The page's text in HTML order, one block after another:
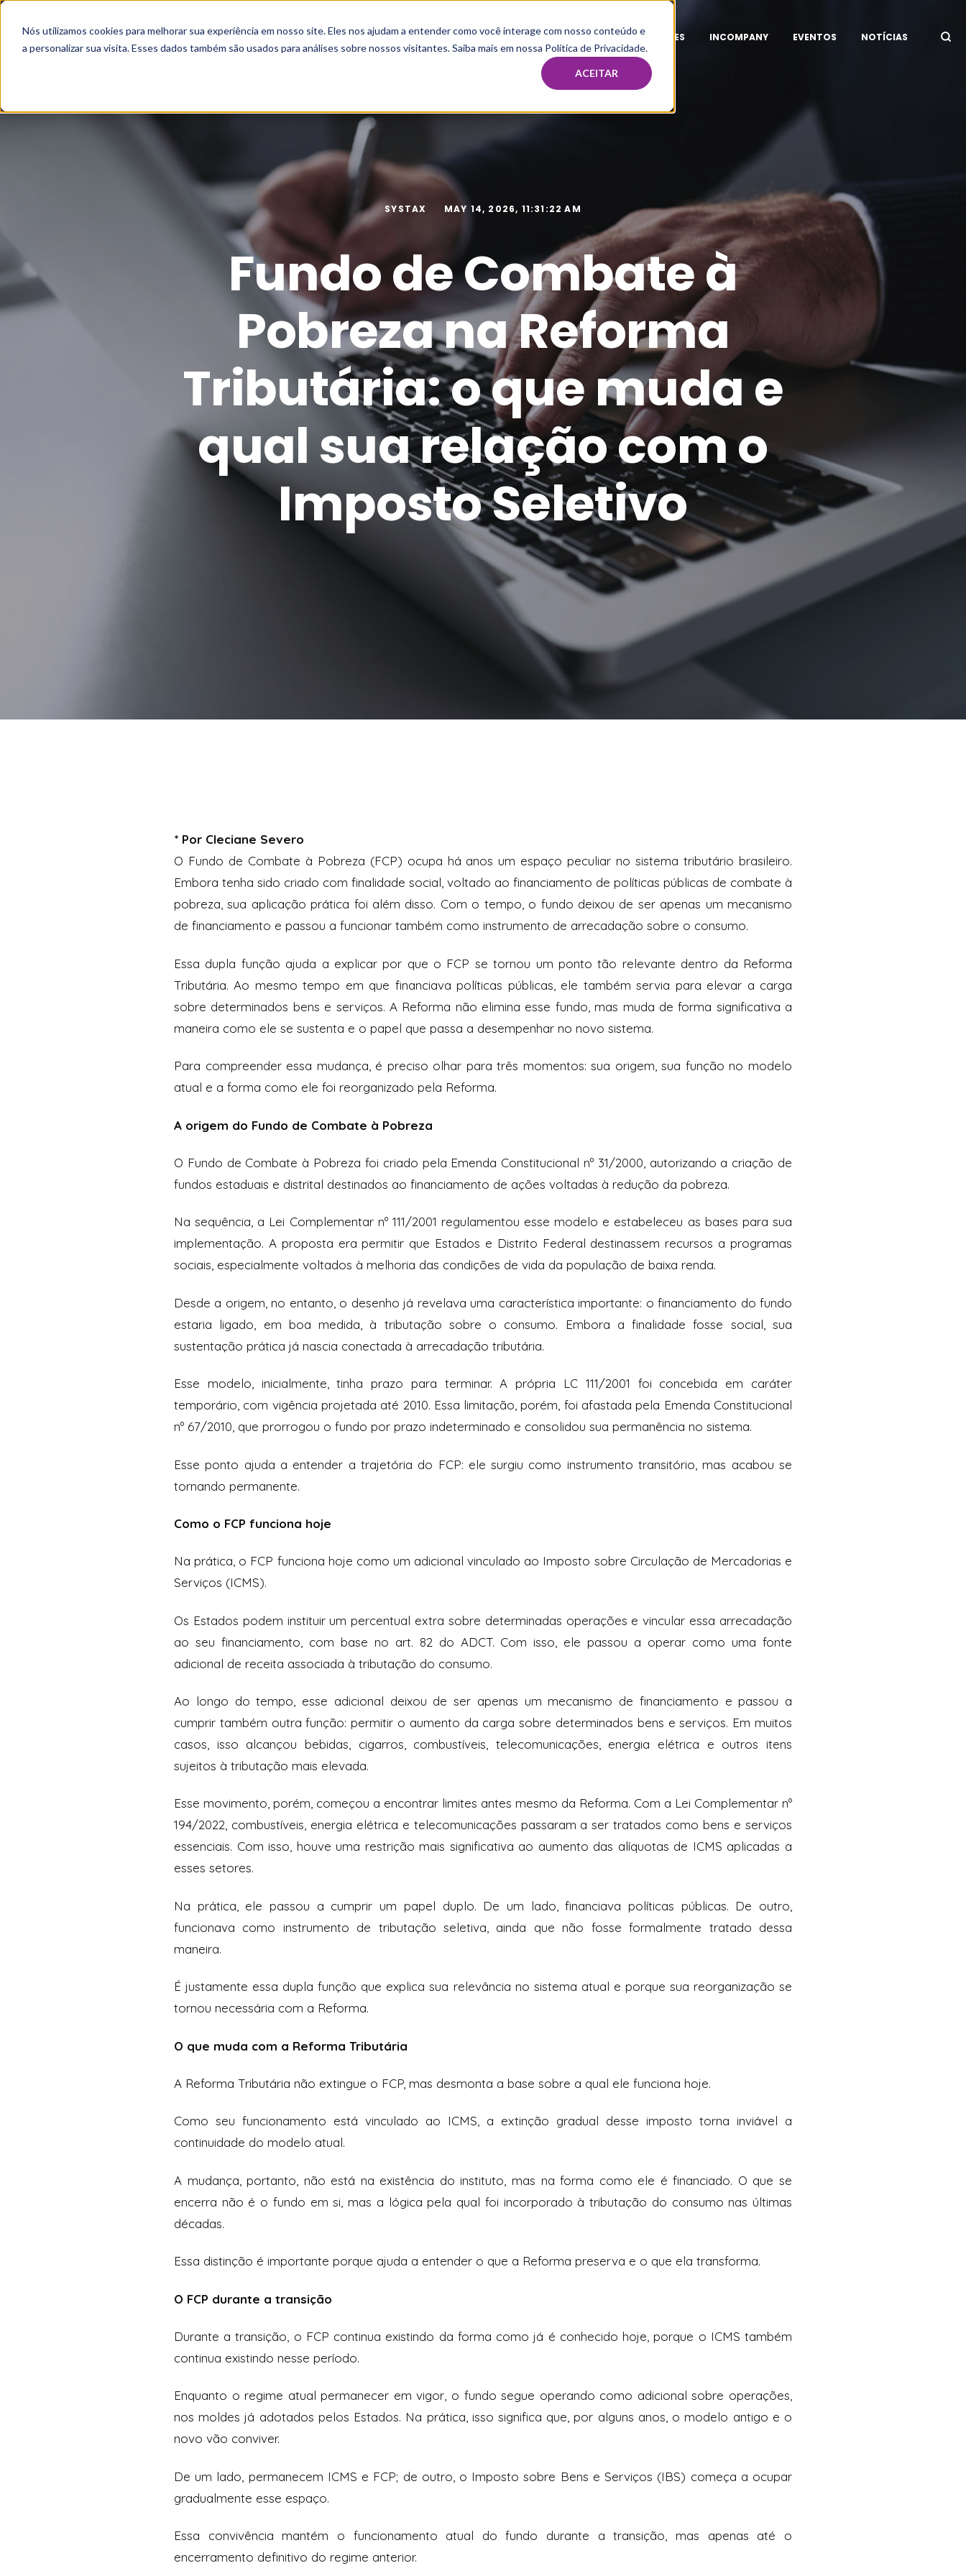
Nós utilizamos cookies para melhorar sua experiência em nosso site. Eles nos ajudam a entender como você interage com nosso conteúdo e
a personalizar sua visita. Esses dados também são usados para análises sobre nossos visitantes. Saiba mais em nossa Política de Privacidade.
ACEITAR
HOME MBA & PÓS IMERSÃO E MENTORIA TAX CAPACITAÇÕES INCOMPANY EVENTOS NOTÍCIAS
SYSTAX MAY 14, 2026, 11:31:22 AM
Fundo de Combate à
Pobreza na Reforma
Tributária: o que muda e
qual sua relação com o
Imposto Seletivo
* Por Cleciane Severo
O Fundo de Combate à Pobreza (FCP) ocupa há anos um espaço peculiar no sistema tributário brasileiro.
Embora tenha sido criado com finalidade social, voltado ao financiamento de políticas públicas de combate à
pobreza, sua aplicação prática foi além disso. Com o tempo, o fundo deixou de ser apenas um mecanismo
de financiamento e passou a funcionar também como instrumento de arrecadação sobre o consumo.
Essa dupla função ajuda a explicar por que o FCP se tornou um ponto tão relevante dentro da Reforma
Tributária. Ao mesmo tempo em que financiava políticas públicas, ele também servia para elevar a carga
sobre determinados bens e serviços. A Reforma não elimina esse fundo, mas muda de forma significativa a
maneira como ele se sustenta e o papel que passa a desempenhar no novo sistema.
Para compreender essa mudança, é preciso olhar para três momentos: sua origem, sua função no modelo
atual e a forma como ele foi reorganizado pela Reforma.
A origem do Fundo de Combate à Pobreza
O Fundo de Combate à Pobreza foi criado pela Emenda Constitucional nº 31/2000, autorizando a criação de
fundos estaduais e distrital destinados ao financiamento de ações voltadas à redução da pobreza.
Na sequência, a Lei Complementar nº 111/2001 regulamentou esse modelo e estabeleceu as bases para sua
implementação. A proposta era permitir que Estados e Distrito Federal destinassem recursos a programas
sociais, especialmente voltados à melhoria das condições de vida da população de baixa renda.
Desde a origem, no entanto, o desenho já revelava uma característica importante: o financiamento do fundo
estaria ligado, em boa medida, à tributação sobre o consumo. Embora a finalidade fosse social, sua
sustentação prática já nascia conectada à arrecadação tributária.
Esse modelo, inicialmente, tinha prazo para terminar. A própria LC 111/2001 foi concebida em caráter
temporário, com vigência projetada até 2010. Essa limitação, porém, foi afastada pela Emenda Constitucional
nº 67/2010, que prorrogou o fundo por prazo indeterminado e consolidou sua permanência no sistema.
Esse ponto ajuda a entender a trajetória do FCP: ele surgiu como instrumento transitório, mas acabou se
tornando permanente.
Como o FCP funciona hoje
Na prática, o FCP funciona hoje como um adicional vinculado ao Imposto sobre Circulação de Mercadorias e
Serviços (ICMS).
Os Estados podem instituir um percentual extra sobre determinadas operações e vincular essa arrecadação
ao seu financiamento, com base no art. 82 do ADCT. Com isso, ele passou a operar como uma fonte
adicional de receita associada à tributação do consumo.
Ao longo do tempo, esse adicional deixou de ser apenas um mecanismo de financiamento e passou a
cumprir também outra função: permitir o aumento da carga sobre determinados bens e serviços. Em muitos
casos, isso alcançou bebidas, cigarros, combustíveis, telecomunicações, energia elétrica e outros itens
sujeitos à tributação mais elevada.
Esse movimento, porém, começou a encontrar limites antes mesmo da Reforma. Com a Lei Complementar nº
194/2022, combustíveis, energia elétrica e telecomunicações passaram a ser tratados como bens e serviços
essenciais. Com isso, houve uma restrição mais significativa ao aumento das alíquotas de ICMS aplicadas a
esses setores.
Na prática, ele passou a cumprir um papel duplo. De um lado, financiava políticas públicas. De outro,
funcionava como instrumento de tributação seletiva, ainda que não fosse formalmente tratado dessa
maneira.
É justamente essa dupla função que explica sua relevância no sistema atual e porque sua reorganização se
tornou necessária com a Reforma.
O que muda com a Reforma Tributária
A Reforma Tributária não extingue o FCP, mas desmonta a base sobre a qual ele funciona hoje.
Como seu funcionamento está vinculado ao ICMS, a extinção gradual desse imposto torna inviável a
continuidade do modelo atual.
A mudança, portanto, não está na existência do instituto, mas na forma como ele é financiado. O que se
encerra não é o fundo em si, mas a lógica pela qual foi incorporado à tributação do consumo nas últimas
décadas.
Essa distinção é importante porque ajuda a entender o que a Reforma preserva e o que ela transforma.
O FCP durante a transição
Durante a transição, o FCP continua existindo da forma como já é conhecido hoje, porque o ICMS também
continua existindo nesse período.
Enquanto o regime atual permanecer em vigor, o fundo segue operando como adicional sobre operações,
nos moldes já adotados pelos Estados. Na prática, isso significa que, por alguns anos, o modelo antigo e o
novo vão conviver.
De um lado, permanecem ICMS e FCP; de outro, o Imposto sobre Bens e Serviços (IBS) começa a ocupar
gradualmente esse espaço.
Essa convivência mantém o funcionamento atual do fundo durante a transição, mas apenas até o
encerramento definitivo do regime anterior.